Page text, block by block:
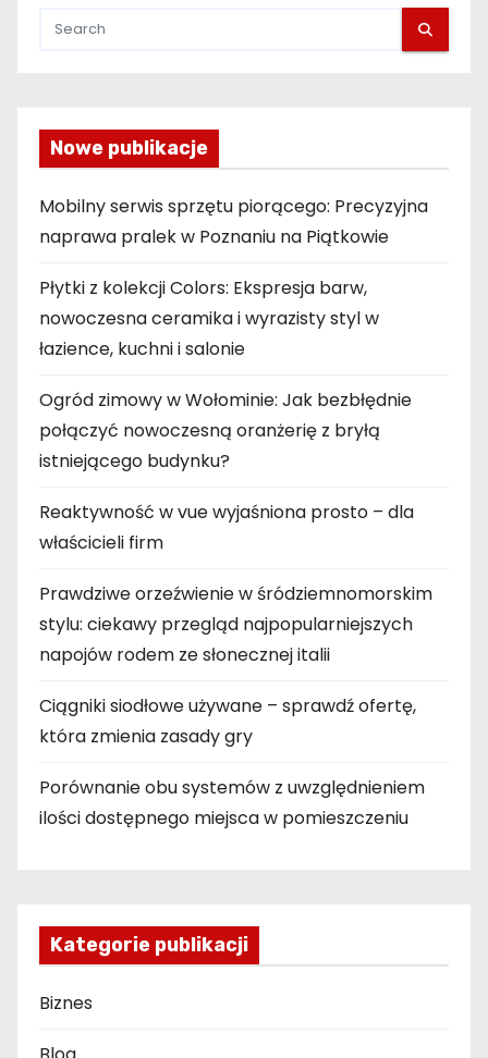
Nowe publikacje
Mobilny serwis sprzętu piorącego: Precyzyjna
naprawa pralek w Poznaniu na Piątkowie
Płytki z kolekcji Colors: Ekspresja barw,
nowoczesna ceramika i wyrazisty styl w
łazience, kuchni i salonie
Ogród zimowy w Wołominie: Jak bezbłędnie
połączyć nowoczesną oranżerię z bryłą
istniejącego budynku?
Reaktywność w vue wyjaśniona prosto – dla
właścicieli firm
Prawdziwe orzeźwienie w śródziemnomorskim
stylu: ciekawy przegląd najpopularniejszych
napojów rodem ze słonecznej italii
Ciągniki siodłowe używane – sprawdź ofertę,
która zmienia zasady gry
Porównanie obu systemów z uwzględnieniem
ilości dostępnego miejsca w pomieszczeniu
Kategorie publikacji
Biznes